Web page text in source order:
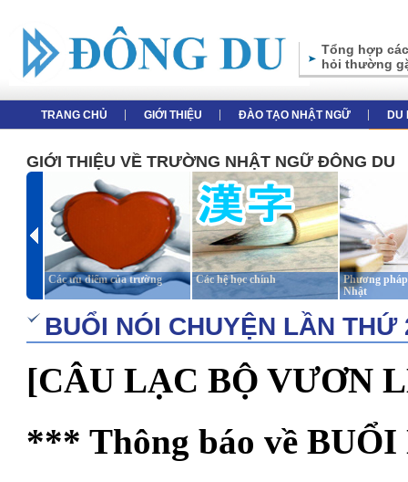
Tổng hợp
hỏi thường
TRANG CHỦ GIỚI THIỆU ĐÀO TẠO NHẬT NGỮ DU
GIỚI THIỆU VỀ TRƯỜNG NHẬT NGỮ ĐÔNG DU
Các ưu điểm của trường Các hệ học chính
Phương
Nhật
BUỔI NÓI CHUYỆN LẦN
[CÂU LẠC BỘ VƯƠN
*** Thông báo về